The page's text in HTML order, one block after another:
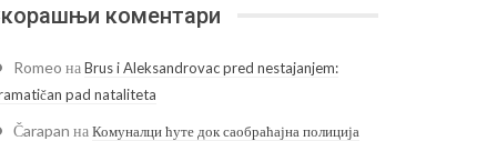
коментари
Romeo наBrus i Aleksandrovac pred nestajanjem:
pad nataliteta
Čarapan наКомуналци ћуте док саобраћајна полиција